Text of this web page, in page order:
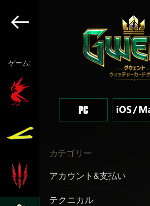
ゲーム:
カテゴリー
アカウント&支払い
テクニカル